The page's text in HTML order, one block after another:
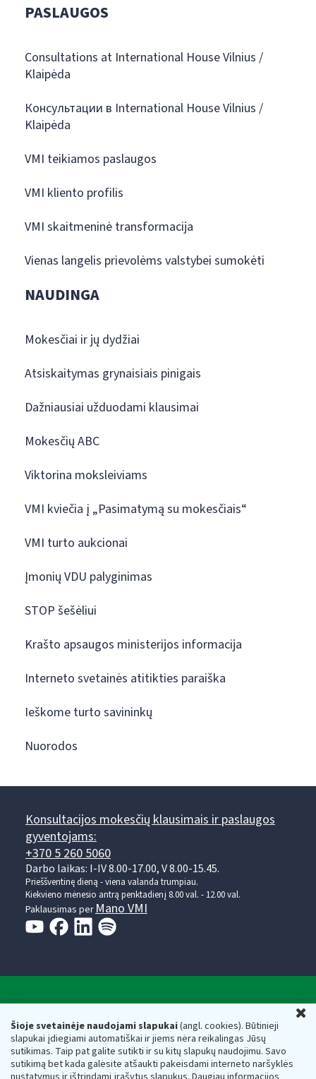
Šioje svetainėje naudojami slapukai(angl. cookies). Būtinieji
slapukai įdiegiami automatiškai ir jiems nėra reikalingas Jūsų
sutikimas. Taip pat galite sutikti ir su kitų slapukų naudojimu. Savo
sutikimą bet kada galėsite atšaukti pakeisdami interneto naršyklės
PASLAUGOS
Consultations at International House Vilnius /
Klaipėda
Консультации в International House Vilnius /
Klaipėda
VMI teikiamos paslaugos
VMI kliento profilis
VMI skaitmeninė transformacija
Vienas langelis prievolėms valstybei sumokėti
NAUDINGA
Mokesčiai ir jų dydžiai
Atsiskaitymas grynaisiais pinigais
Dažniausiai užduodami klausimai
Mokesčių ABC
Viktorina moksleiviams
VMI kviečia į „Pasimatymą su mokesčiais“
VMI turto aukcionai
Įmonių VDU palyginimas
STOP šešėliui
Krašto apsaugos ministerijos informacija
Interneto svetainės atitikties paraiška
Ieškome turto savininkų
Nuorodos
Konsultacijos mokesčių klausimais ir paslaugos
gyventojams:
+370 5 260 5060
Darbo laikas: I-IV 8.00-17.00, V 8.00-15.45.
Prieššventinę dieną - viena valanda trumpiau.
Kiekvieno mėnesio antrą penktadienį 8.00 val. - 12.00 val.
Paklausimas per Mano VMI
Respublikos finansų ministerijos
Biudžetinė įstaiga. Juridinio asmens kodas — 188659752,
adresas: Vasario 16-osios g. 14, 01107 Vilnius, Lietuva, el.paštas:
vmi@vmi.lt, E. pristatymo dėžutės adresas 188659752